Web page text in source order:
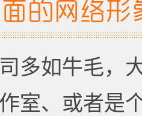
多如牛毛，
室、或者是